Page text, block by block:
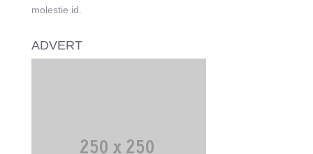
molestie id.
ADVERT